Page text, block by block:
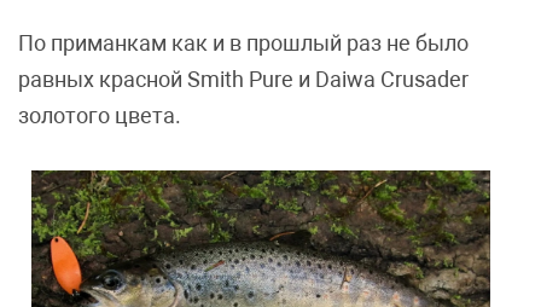
По приманкам как и в прошлый раз не было
равных красной Smith Pure и Daiwa Crusader
золотого цвета.